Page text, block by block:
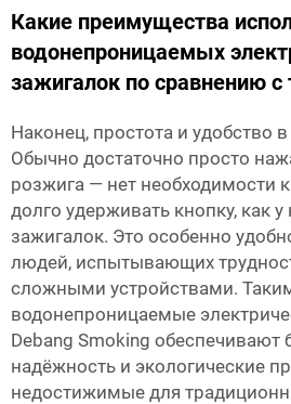
Какие преимущества
водонепроницаемых
зажигалок по сравнению
Наконец, простота и удобство
Обычно достаточно просто
розжига — нет необходимости
долго удерживать кнопку, как
зажигалок. Это особенно
людей, испытывающих
сложными устройствами.
водонепроницаемые
Debang Smoking обеспечивают
надёжность и экологические
недостижимые для